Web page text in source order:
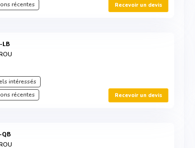
récentes Recevoir un devis
LB
intéressés
récentes Recevoir un devis
QB